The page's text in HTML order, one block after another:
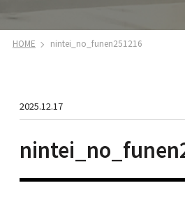
HOME nintei_no_funen251216
2025.12.17